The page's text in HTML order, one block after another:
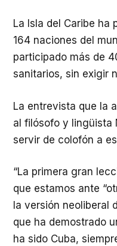
La Isla del Caribe ha
164 naciones del
participado más de
sanitarios, sin exigir
La entrevista que la
al filósofo y lingüista
servir de colofón a
“La primera gran
que estamos ante
la versión neoliberal
que ha demostrado
ha sido Cuba,